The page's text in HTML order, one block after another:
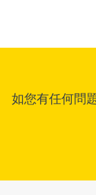
如您有任何問